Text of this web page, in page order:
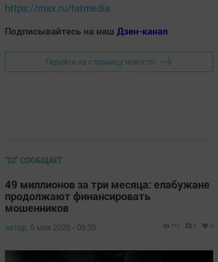
https://max.ru/tatmedia
Подписывайтесь на наш Дзен-канал
Перейти на страницу новости
"02" СООБЩАЕТ
49 миллионов за три месяца: елабужане
продолжают финансировать
мошенников
автор, 6 мая 2026 - 09:30 711 0 0